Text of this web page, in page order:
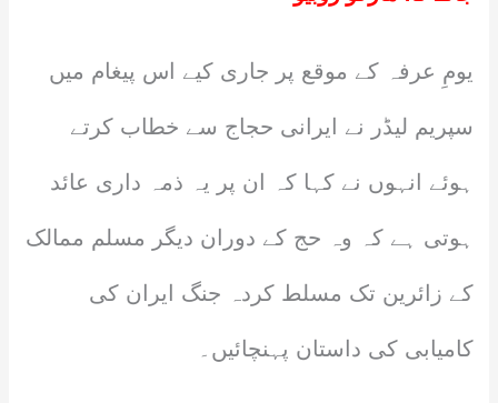
یومِ عرفہ کے موقع پر جاری کیے اس پیغام میں
سپریم لیڈر نے ایرانی حجاج سے خطاب کرتے
ہوئے انہوں نے کہا کہ ان پر یہ ذمہ داری عائد
ہوتی ہے کہ وہ حج کے دوران دیگر مسلم ممالک
کے زائرین تک مسلط کردہ جنگ ایران کی
کامیابی کی داستان پہنچائیں۔